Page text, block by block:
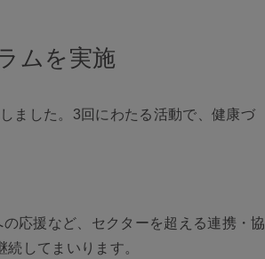
ムを実施
ました。3回にわたる活動で、健康づ
応援など、セクターを超える連携・協
してまいります。